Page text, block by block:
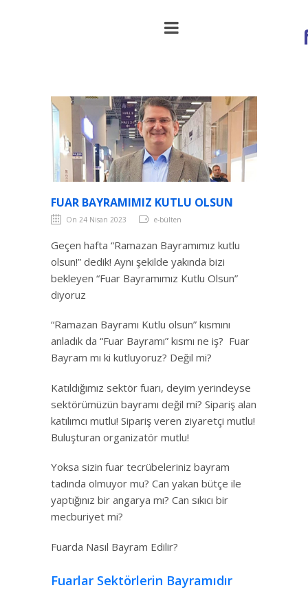
Fuar Bayramımız Kutlu Olsun
FUAR BAYRAMIMIZ KUTLU OLSUN
On 24 Nisan 2023 e-bülten
Geçen hafta “Ramazan Bayramımız kutlu
olsun!” dedik! Aynı şekilde yakında bizi
bekleyen “Fuar Bayramımız Kutlu Olsun”
diyoruz
“Ramazan Bayramı Kutlu olsun” kısmını
anladık da “Fuar Bayramı” kısmı ne iş? Fuar
Bayram mı ki kutluyoruz? Değil mi?
Katıldığımız sektör fuarı, deyim yerindeyse
sektörümüzün bayramı değil mi? Sipariş alan
katılımcı mutlu! Sipariş veren ziyaretçi mutlu!
Buluşturan organizatör mutlu!
Yoksa sizin fuar tecrübeleriniz bayram
tadında olmuyor mu? Can yakan bütçe ile
yaptığınız bir angarya mı? Can sıkıcı bir
mecburiyet mi?
Fuarda Nasıl Bayram Edilir?
Fuarlar Sektörlerin Bayramıdır